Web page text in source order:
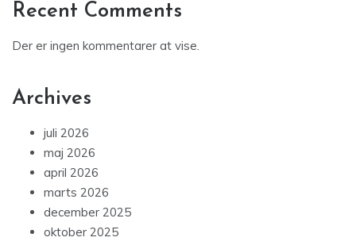
Recent Comments
Der er ingen kommentarer at vise.
Archives
juli 2026
maj 2026
april 2026
marts 2026
december 2025
oktober 2025